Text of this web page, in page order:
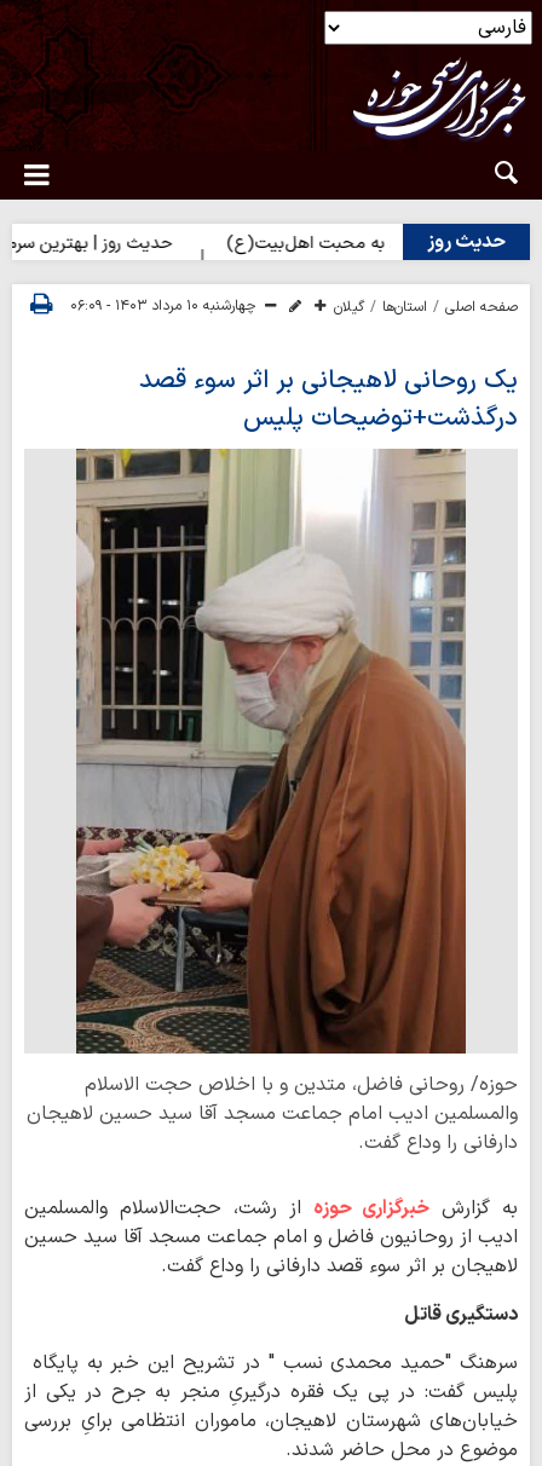
حدیث روز
نزدیک شدن به محبت اهل‌بیت(ع) حدیث روز | بهترین سرمایه
صفحه اصلی استان‌ها گیلان چهارشنبه ۱۰ مرداد ۱۴۰۳ - ۰۶:۰۹
یک روحانی لاهیجانی بر اثر سوء قصد
درگذشت+توضیحات پلیس
حوزه/ روحانی فاضل، متدین و با اخلاص حجت الاسلام
والمسلمین ادیب امام جماعت مسجد آقا سید حسین لاهیجان
دارفانی را وداع گفت.
به گزارش خبرگزاری حوزه از رشت، حجت‌الاسلام والمسلمین
ادیب از روحانیون فاضل و امام جماعت مسجد آقا سید حسین
لاهیجان بر اثر سوء قصد دارفانی را وداع گفت.
دستگیری قاتل
سرهنگ "حمید محمدی نسب " در تشریح این خبر به پایگاه
پلیس گفت: در پی یک فقره درگیریِ منجر به جرح در یکی از
خیابان‌های شهرستان لاهیجان، ماموران انتظامی برایِ بررسی
موضوع در محل حاضر شدند.